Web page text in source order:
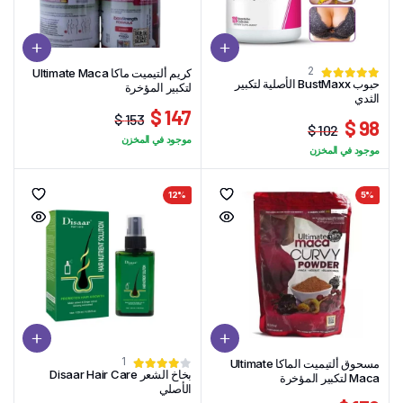
2
حبوب BustMaxx الأصلية لتكبير
الثدي
102 $
الأصلي
102 $.
98 $
الحالي
98 $.
موجود في المخزن
كريم ألتيميت ماكا Ultimate Maca
لتكبير المؤخرة
153 $
هو:
147 $
هو:
موجود في المخزن
5%
مسحوق ألتيميت الماكا Ultimate
Maca لتكبير المؤخرة
12%
1
بخاخ الشعر Disaar Hair Care
الأصلي